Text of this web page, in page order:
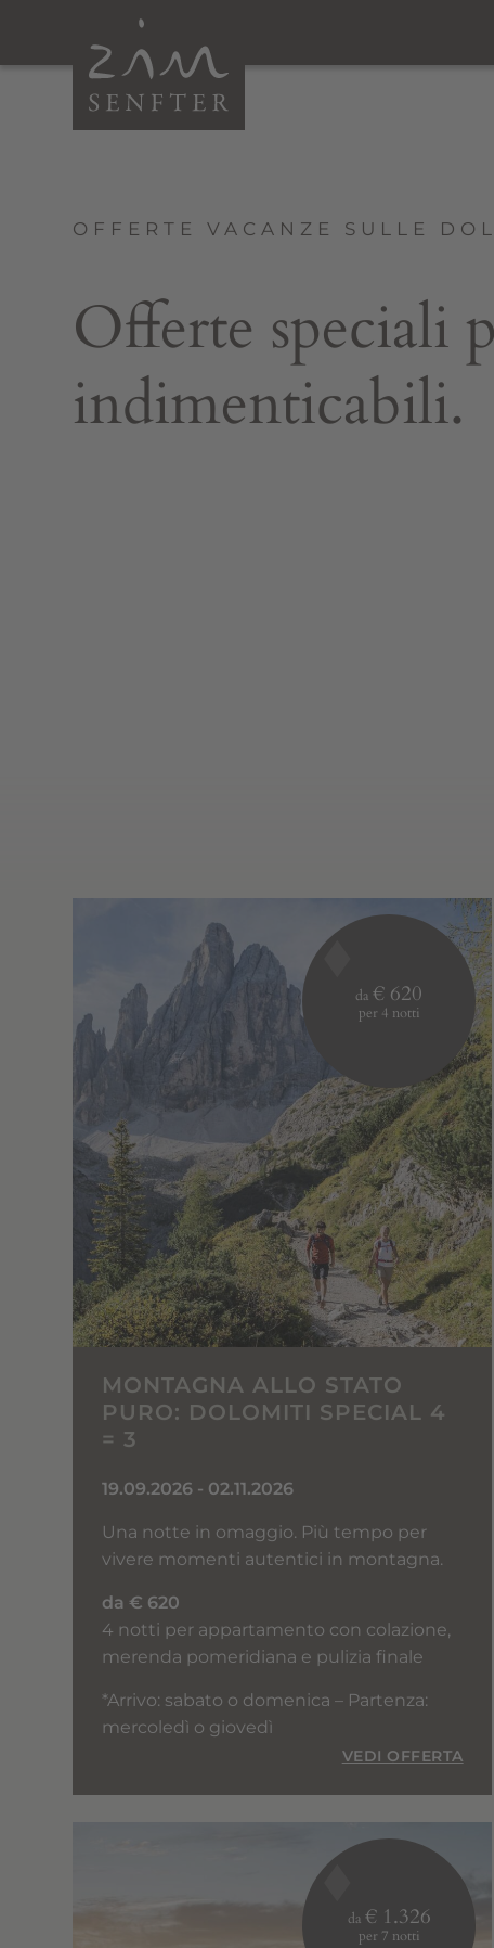
OFFERTE VACANZE SULLE
Offerte speciali
indimenticabili.
da€ 620
per 4 notti
MONTAGNA ALLO STATO
PURO: DOLOMITI SPECIAL 4
= 3
19.09.2026 - 02.11.2026
Una notte in omaggio. Più tempo per
vivere momenti autentici in montagna.
da € 620
4 notti per appartamento con colazione,
merenda pomeridiana e pulizia finale
*Arrivo: sabato o domenica – Partenza:
mercoledì o giovedì
VEDI OFFERTA
da € 1.326
per 7 notti